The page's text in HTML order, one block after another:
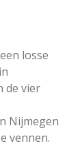
losse
de vier
Nijmegen
vennen.